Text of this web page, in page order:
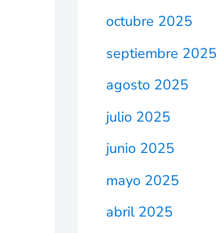
octubre 2025
septiembre 2025
agosto 2025
julio 2025
junio 2025
mayo 2025
abril 2025